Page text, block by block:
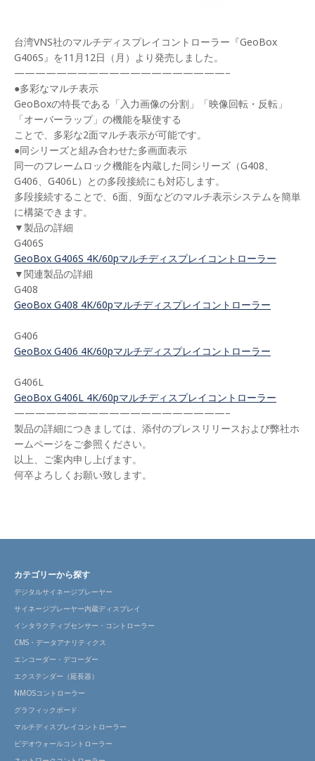
台湾VNS社のマルチディスプレイコントローラー『GeoBox
G406S』を11月12日（月）より発売しました。
————————————————————–
●多彩なマルチ表示
GeoBoxの特長である「入力画像の分割」「映像回転・反転」
「オーバーラップ」の機能を駆使する
ことで、多彩な2面マルチ表示が可能です。
●同シリーズと組み合わせた多画面表示
同一のフレームロック機能を内蔵した同シリーズ（G408、
G406、G406L）との多段接続にも対応します。
多段接続することで、6面、9面などのマルチ表示システムを簡単
に構築できます。
▼製品の詳細
G406S
GeoBox G406S 4K/60pマルチディスプレイコントローラー
▼関連製品の詳細
G408
GeoBox G408 4K/60pマルチディスプレイコントローラー
G406
GeoBox G406 4K/60pマルチディスプレイコントローラー
G406L
GeoBox G406L 4K/60pマルチディスプレイコントローラー
————————————————————–
製品の詳細につきましては、添付のプレスリリースおよび弊社ホ
ームページをご参照ください。
以上、ご案内申し上げます。
何卒よろしくお願い致します。
カテゴリーから探す
デジタルサイネージプレーヤー
サイネージプレーヤー内蔵ディスプレイ
インタラクティブセンサー・コントローラー
CMS・データアナリティクス
エンコーダー・デコーダー
エクステンダー（延長器）
NMOSコントローラー
グラフィックボード
マルチディスプレイコントローラー
ビデオウォールコントローラー